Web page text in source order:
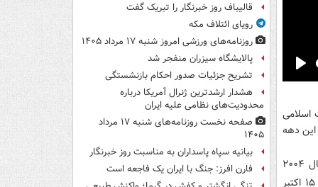
اسلامی
دهه
این گروه در اوایل سال‌‌های جنگ اشغال عراق توسط آمریکا تاسیس شد. داعش در سال ۲۰۰۴
متعهد به وفاداری و حمایت از القاعده گردید و به عنوان "القاعده عراق" مشهور شد. در ۱۵ اکتبر
قالیباف روز خبرنگار را تبریک گفت
رویای ائتلاف مکه
روزنامه‌های ورزشی امروز ‌شنبه ۱۷ مرداد ۱۴۰۵
پالایشگاه سیزران منفجر شد
تشریح جزئیات صدور احکام بازنشستگی
هشدار ارشدترین ژنرال آمریکا درباره
محدودیت‌های نظامی علیه ایران
صفحه نخست روزنامه‌های شنبه ۱۷ مرداد
۱۴۰۵
بیانیه سپاه پاسداران به مناسبت روز خبرنگار
فارن افرز: جنگ با ایران یک فاجعه است